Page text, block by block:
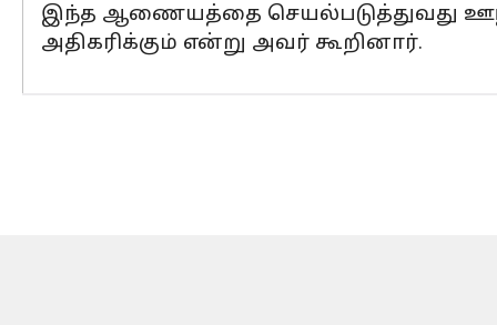
இந்த ஆணையத்தை செயல்படுத்துவது
அதிகரிக்கும் என்று அவர் கூறினார்.